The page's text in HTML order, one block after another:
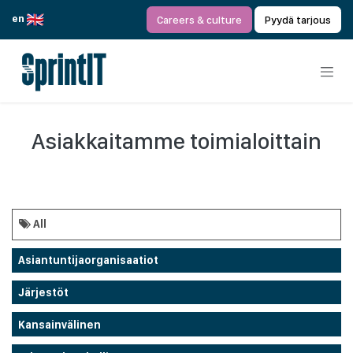
en
Careers & culture Pyydä tarjous
Asiakkaitamme toimialoittain
All
Asiantuntijaorganisaatiot
Järjestöt
Kansainvälinen